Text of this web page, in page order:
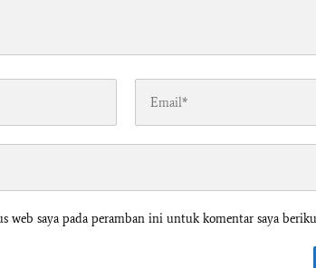
web saya pada peramban ini untuk komentar saya